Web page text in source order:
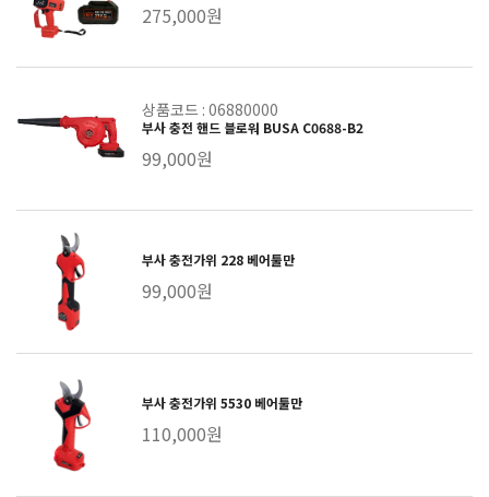
275,000원
상품코드 : 06880000
부사 충전 핸드 블로워 BUSA C0688-B2
99,000원
부사 충전가위 228 베어툴만
99,000원
부사 충전가위 5530 베어툴만
110,000원